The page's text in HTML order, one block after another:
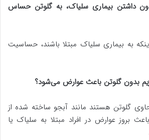
داشتن بیماری سلیاک، به گلوتن حساس
به بیماری سلیاک مبتلا باشند، حساسیت
گلوتن هستند مانند آبجو ساخته شده از
بروز عوارض در افراد مبتلا به سلیاک یا